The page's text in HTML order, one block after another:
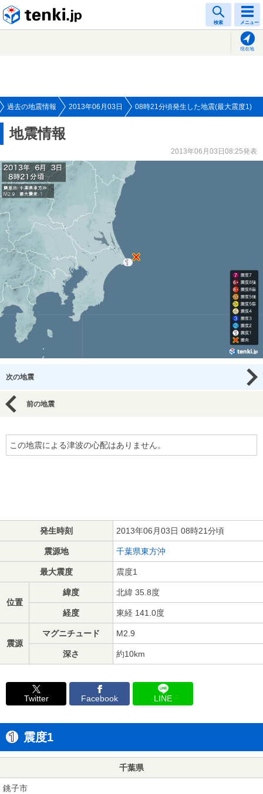
検索 メニュー
現在地
過去の地震情報 2013年06月03日 08時21分頃発生した地震(最大震度1)
地震情報
2013年06月03日08:25発表
次の地震
前の地震
この地震による津波の心配はありません。
発生時刻 2013年06月03日 08時21分頃
震源地 千葉県東方沖
最大震度 震度1
位置
緯度 北緯 35.8度
経度 東経 141.0度
震源
マグニチュード M2.9
深さ 約10km
Twitter Facebook LINE
震度1
千葉県
銚子市